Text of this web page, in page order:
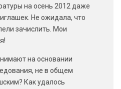
на осень 2012 даже
Не ожидала, что
зачислить. Мои
на основании
не в общем
Как удалось